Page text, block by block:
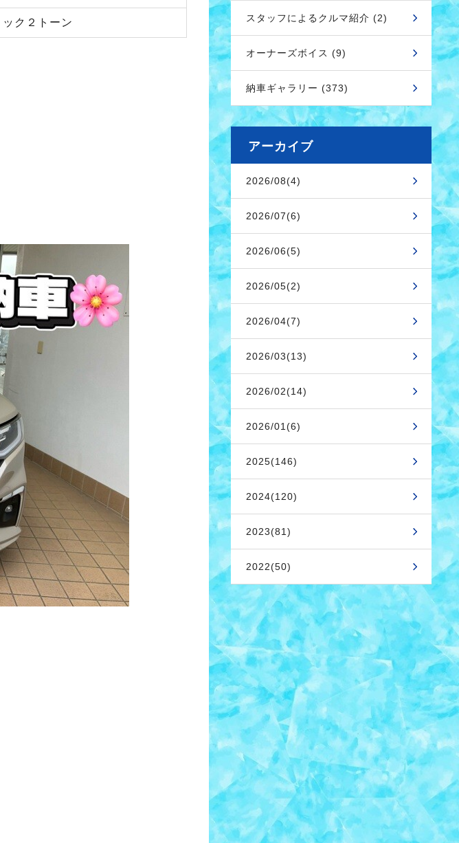
ク２トーン スタッフによるクルマ紹介 (2)
オーナーズボイス (9)
納車ギャラリー (373)
アーカイブ
2026/08(4)
2026/07(6)
2026/06(5)
2026/05(2)
2026/04(7)
2026/03(13)
2026/02(14)
2026/01(6)
2025(146)
2024(120)
2023(81)
2022(50)